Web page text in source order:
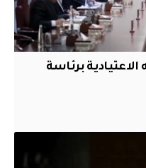
برئاسة